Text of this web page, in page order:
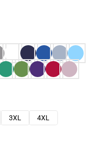
3XL
4XL